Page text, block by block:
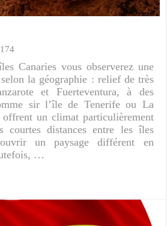
Canaries vous observerez une
la géographie : relief de très
et Fuerteventura, à des
sir l’île de Tenerife ou La
offrent un climat particulièrement
courtes distances entre les îles
un paysage différent en
…